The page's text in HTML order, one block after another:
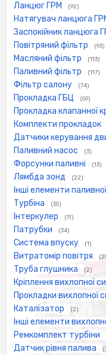
Ланцюг ГРМ (92)
Натягувач ланцюга
Заспокійник ланцюга
Повітряний фільтр (93)
Масляний фільтр (113)
Паливний фільтр (117)
Фільтр салону (74)
Прокладка ГБЦ (59)
Прокладка клапанної
Комплекти прокладок
Датчики керування
Паливний насос (3)
Форсунки паливні (13)
Лямбда зонд (22)
Інші елементи
Турбіна (35)
Інтеркулер (11)
Патрубки (34)
Система впуску (1)
Витратомір повітря
Труба глушника (2)
Кріплення вихлопної
Прокладки вихлопної
Каталізатор (2)
Інші елементи
Ремкомплект турбіни
Датчик рівня палива